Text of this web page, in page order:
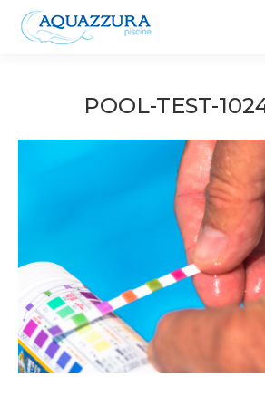
POOL-TEST-